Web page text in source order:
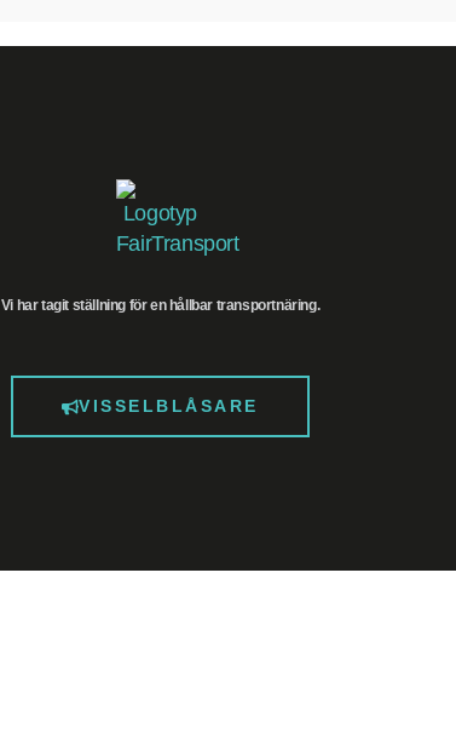
Vi har tagit ställning för en hållbar transportnäring.
VISSELBLÅSARE